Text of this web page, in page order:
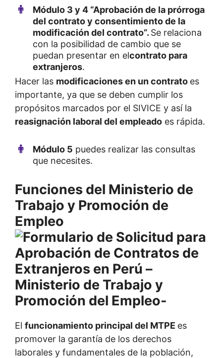
Módulo 3 y 4 “Aprobación de la prórroga
del contrato y consentimiento de la
modificación del contrato”. Se relaciona
con la posibilidad de cambio que se
puedan presentar en elcontrato para
extranjeros.
Hacer las modificaciones en un contrato es
importante, ya que se deben cumplir los
propósitos marcados por el SIVICE y así la
reasignación laboral del empleado es rápida.
Módulo 5 puedes realizar las consultas
que necesites.
Funciones del Ministerio de
Trabajo y Promoción de
Empleo
El funcionamiento principal del MTPE es
promover la garantía de los derechos
laborales y fundamentales de la población,